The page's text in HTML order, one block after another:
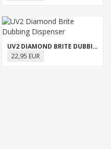
UV2 DIAMOND BRITE DUBBING DISPENSER
22,95 EUR